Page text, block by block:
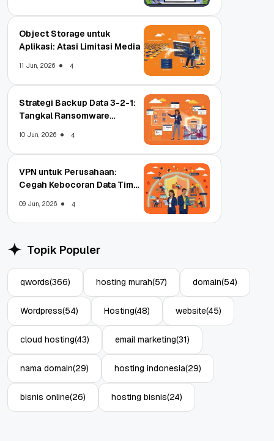
Object Storage untuk
Aplikasi: Atasi Limitasi Media
11 Jun, 2026 4
Strategi Backup Data 3-2-1:
Tangkal Ransomware
10 Jun, 2026 4
VPN untuk Perusahaan:
Cegah Kebocoran Data Tim
09 Jun, 2026 4
Topik Populer
qwords(366) hosting murah(57) domain(54)
Wordpress(54) Hosting(48) website(45)
cloud hosting(43) email marketing(31)
nama domain(29) hosting indonesia(29)
bisnis online(26) hosting bisnis(24)